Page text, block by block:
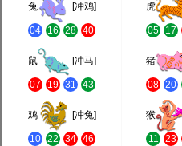
兔 [冲鸡]
04 16 28 40
虎
05 17
鼠 [冲马]
07 19 31 43
猪
08 20
鸡 [冲兔]
10 22 34 46
猴
11 23